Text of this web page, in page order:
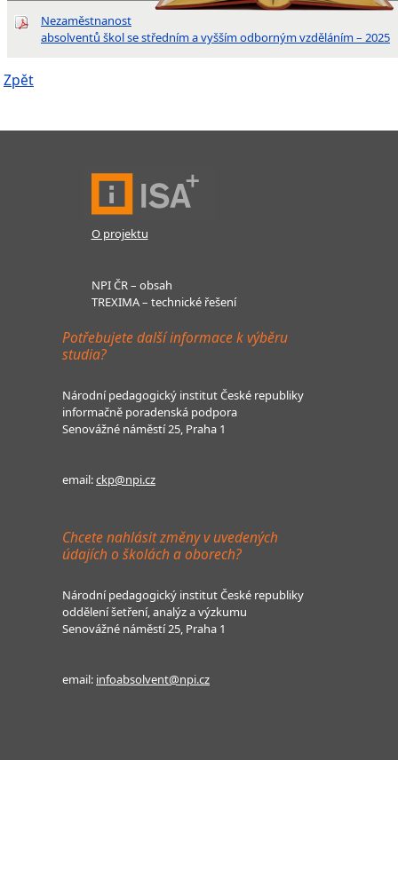
Nezaměstnanost
absolventů škol se středním a vyšším odborným vzděláním – 2025
Zpět
O projektu
NPI ČR – obsah
TREXIMA – technické řešení
Potřebujete další informace k výběru
studia?
Národní pedagogický institut České republiky
informačně poradenská podpora
Senovážné náměstí 25, Praha 1
email:ckp@npi.cz
Chcete nahlásit změny v uvedených
údajích o školách a oborech?
Národní pedagogický institut České republiky
oddělení šetření, analýz a výzkumu
Senovážné náměstí 25, Praha 1
email: infoabsolvent@npi.cz